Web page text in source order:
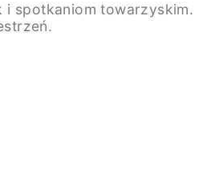
i spotkaniom towarzyskim.